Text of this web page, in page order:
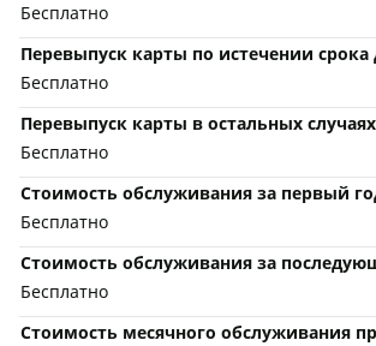
Бесплатно
Перевыпуск карты по истечении срока
Бесплатно
Перевыпуск карты в остальных случаях
Бесплатно
Стоимость обслуживания за первый
Бесплатно
Стоимость обслуживания за
Бесплатно
Стоимость месячного обслуживания